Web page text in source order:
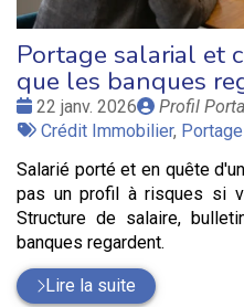
Portage salarial et
que les banques
Date
:
22 janv. 2026
Publié
par
Profil
Tags
Crédit Immobilier,
Salarié porté et en quête
pas un profil à risques si
Structure de salaire,
banques regardent.
Lire la suite